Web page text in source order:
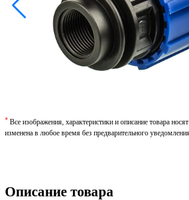
* Все изображения, характеристики и описание товара
изменена в любое время без предварительного
Описание товара